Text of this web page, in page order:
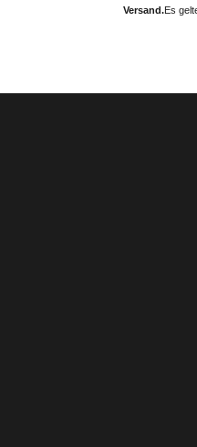
Versand.Es